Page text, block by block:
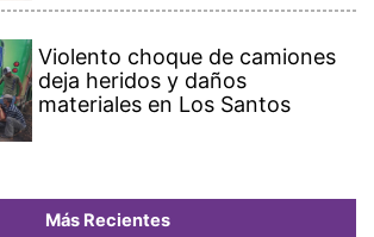
Violento choque de camiones
deja heridos y daños
materiales en Los Santos
Más Recientes